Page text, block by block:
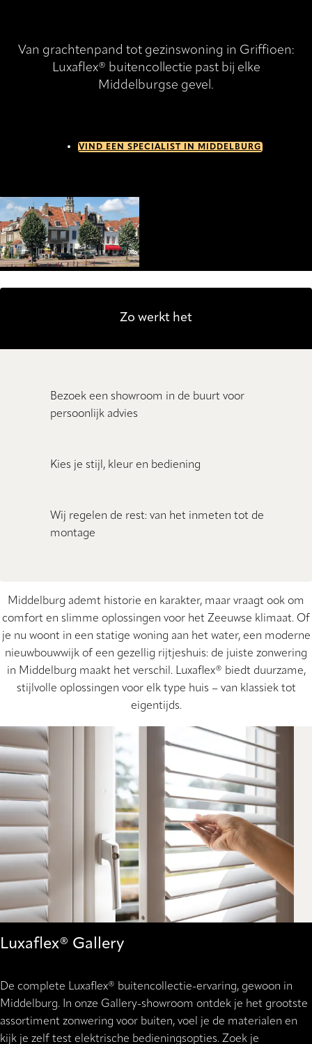
Van grachtenpand tot gezinswoning in Griffioen:
Luxaflex® buitencollectie past bij elke
Middelburgse gevel.
VIND EEN SPECIALIST IN MIDDELBURG
Zo werkt het
Bezoek een showroom in de buurt voor
persoonlijk advies
Kies je stijl, kleur en bediening
Wij regelen de rest: van het inmeten tot de
montage
Middelburg ademt historie en karakter, maar vraagt ook om
comfort en slimme oplossingen voor het Zeeuwse klimaat. Of
je nu woont in een statige woning aan het water, een moderne
nieuwbouwwijk of een gezellig rijtjeshuis: de juiste zonwering
in Middelburg maakt het verschil. Luxaflex® biedt duurzame,
stijlvolle oplossingen voor elk type huis – van klassiek tot
eigentijds.
Luxaflex® Gallery
De complete Luxaflex® buitencollectie-ervaring, gewoon in
Middelburg. In onze Gallery-showroom ontdek je het grootste
assortiment zonwering voor buiten, voel je de materialen en
kijk je zelf test elektrische bedieningsopties. Zoek je